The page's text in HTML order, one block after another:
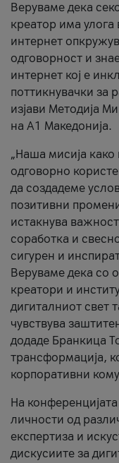
Веруваме дека
креатор има
интернет
одговорност и
интернет кој е
поттикнувачки за
изјави Методија
на А1 Македонија.
„Наша мисија како
одговорно
да создадеме
позитивни
истакнува
соработка и
сигурен и
Веруваме дека со
креатори и
дигиталниот свет
чувствува
додаде Бранкица
трансформација,
корпоративни
На
личности од
експертиза и
дискусиите за